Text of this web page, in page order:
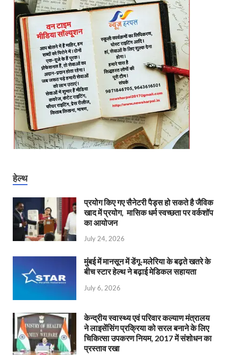
हेल्थ
प्रयोग किए गए सैनेटरी पैड्स हो सकते है जैविक
खाद में प्रयोग, मासिक धर्म स्वच्छता पर वर्कशॉप
का आयोजन
July 24, 2026
मुंबई में मानसून में डेंगू-मलेरिया के बढ़ते खतरे के
बीच स्टार हेल्थ ने बढ़ाई मेडिकल सहायता
July 6, 2026
केन्‍द्रीय स्वास्थ्य एवं परिवार कल्याण मंत्रालय
ने लाइसेंसिंग प्रक्रिया को सरल बनाने के लिए
चिकित्सा उपकरण नियम, 2017 में संशोधन का
प्रस्ताव रखा